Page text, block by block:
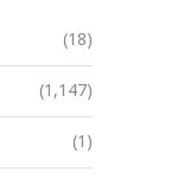
(18)
(1,147)
(1)